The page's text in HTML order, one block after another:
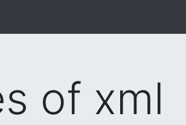
of xml